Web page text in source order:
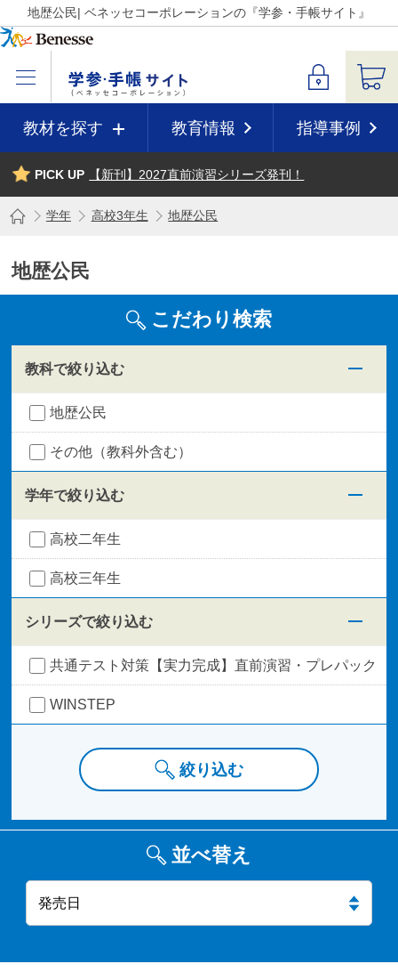
地歴公民| ベネッセコーポレーションの『学参・手帳サイト』
教材を探す 教育情報 指導事例
PICK UP 【新刊】2027直前演習シリーズ発刊！
学年 高校3年生 地歴公民
地歴公民
こだわり検索
教科で絞り込む
地歴公民
その他（教科外含む）
学年で絞り込む
高校二年生
高校三年生
シリーズで絞り込む
共通テスト対策【実力完成】直前演習・プレパック
WINSTEP
絞り込む
並べ替え